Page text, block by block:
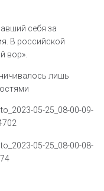
себя за
В российской
вор».
лишь